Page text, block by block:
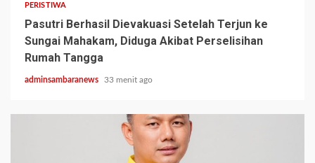
PERISTIWA
Pasutri Berhasil Dievakuasi Setelah Terjun ke
Sungai Mahakam, Diduga Akibat Perselisihan
Rumah Tangga
adminsambaranews 33 menit ago